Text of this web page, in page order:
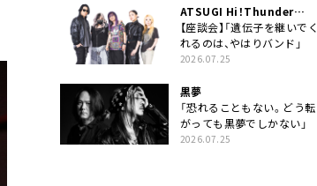
ATSUGI Hi！Thunder
Rock Festival
【座談会】「遺伝子を継いでく
れるのは、やはりバンド」
2026.07.25
黒夢
「恐れることもない。どう転
がっても黒夢でしかない」
2026.07.25